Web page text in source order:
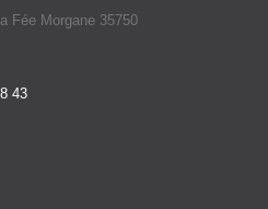
Fée Morgane 35750
43